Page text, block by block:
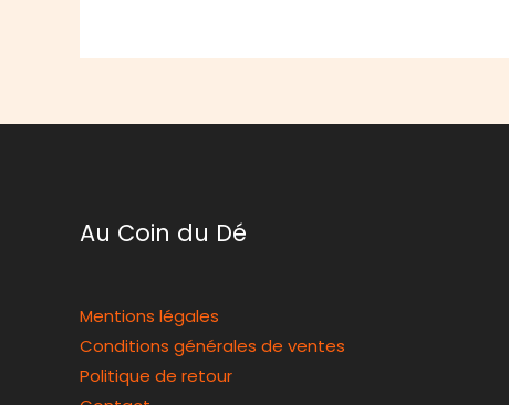
Au Coin du Dé
Mentions légales
Conditions générales de ventes
Politique de retour